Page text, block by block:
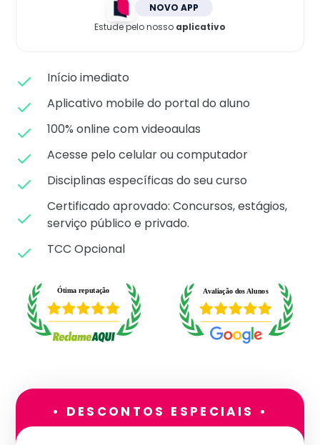
NOVO APP
Estude pelo nosso aplicativo
Início imediato
Aplicativo mobile do portal do aluno
100% online com videoaulas
Acesse pelo celular ou computador
Disciplinas específicas do seu curso
Certificado aprovado: Concursos, estágios,
serviço público e privado.
TCC Opcional
• DESCONTOS ESPECIAIS •